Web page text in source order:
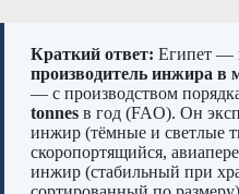
Краткий ответ: Египет —
производитель инжира в
— с производством
tonnes в год (FAO). Он
инжир (тёмные и светлые
скоропортящийся,
инжир (стабильный при